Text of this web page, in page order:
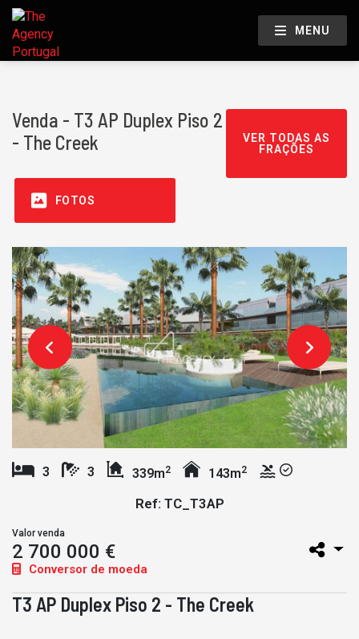
MENU
Venda - T3 AP Duplex Piso 2
- The Creek
VER TODAS AS
FRAÇÕES
FOTOS
3 3 339m2 143m2
Ref: TC_T3AP
Valor venda
2 700 000 €
Conversor de moeda
T3 AP Duplex Piso 2 - The Creek